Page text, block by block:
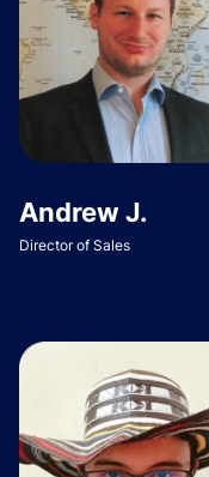
Andrew J.
Director of Sales